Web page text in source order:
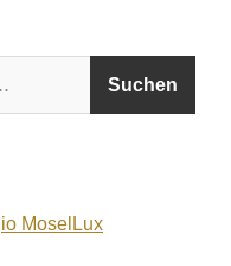
MoselLux